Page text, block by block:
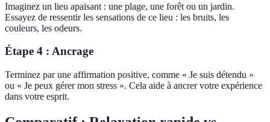
Imaginez un lieu apaisant : une plage, une forêt ou un jardin.
Essayez de ressentir les sensations de ce lieu : les bruits, les
couleurs, les odeurs.
Étape 4 : Ancrage
Terminez par une affirmation positive, comme « Je suis détendu »
ou « Je peux gérer mon stress ». Cela aide à ancrer votre expérience
dans votre esprit.